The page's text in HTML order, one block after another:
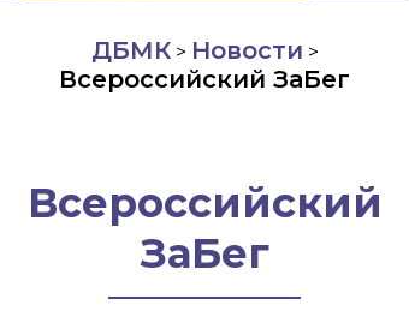
ДБМК> Новости >
Всероссийский ЗаБег
Всероссийский
ЗаБег